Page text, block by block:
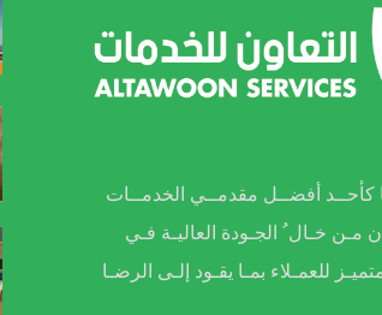
كأحــد أفضــل مقدمــي الخدمــات
خـال ُ الجـودة العاليـة فـي
للعمـلاء بمـا يقـود إلـى الرضـا